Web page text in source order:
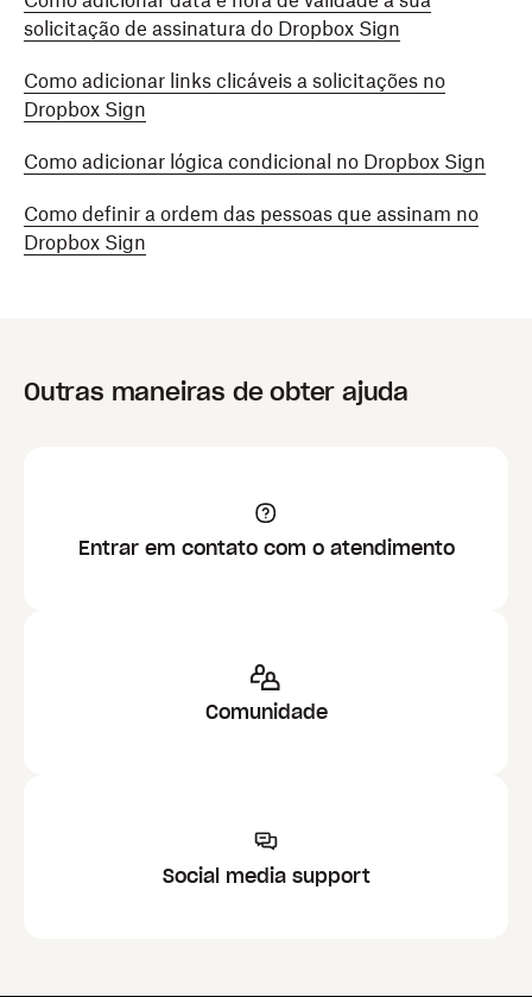
solicitação de assinatura do Dropbox Sign
Como adicionar links clicáveis a solicitações no
Dropbox Sign
Como adicionar lógica condicional no Dropbox Sign
Como definir a ordem das pessoas que assinam no
Dropbox Sign
Outras maneiras de obter ajuda
Entrar em contato com o atendimento
Comunidade
Social media support